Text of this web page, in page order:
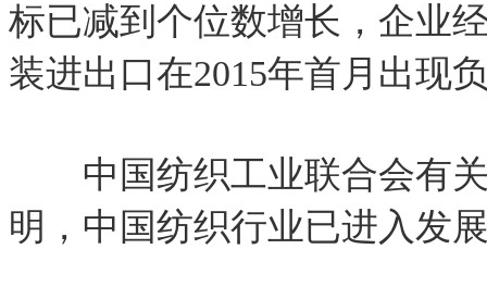
标已减到个位数增长，企业
装进出口在2015年首月出现
中国纺织工业联合会有关
明，中国纺织行业已进入发